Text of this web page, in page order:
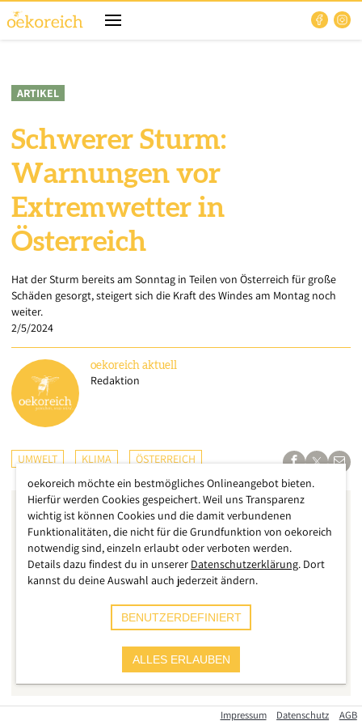
ARTIKEL
Schwerer Sturm:
Warnungen vor
Extremwetter in
Österreich
Hat der Sturm bereits am Sonntag in Teilen von Österreich für große
Schäden gesorgt, steigert sich die Kraft des Windes am Montag noch
weiter.
2/5/2024
oekoreich aktuell
Redaktion
UMWELT KLIMA ÖSTERREICH
Impressum Datenschutz AGB
oekoreich möchte ein bestmögliches Onlineangebot bieten.
Hierfür werden Cookies gespeichert. Weil uns Transparenz
wichtig ist können Cookies und die damit verbundenen
Funktionalitäten, die nicht für die Grundfunktion von oekoreich
notwendig sind, einzeln erlaubt oder verboten werden.
Details dazu findest du in unserer Datenschutzerklärung. Dort
kannst du deine Auswahl auch jederzeit ändern.
BENUTZERDEFINIERT
ALLES ERLAUBEN